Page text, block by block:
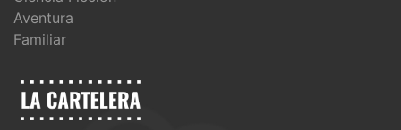
Aventura
Familiar